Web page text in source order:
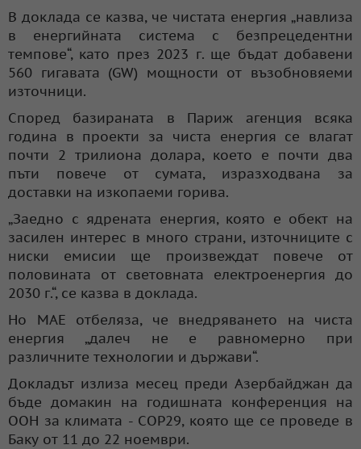
В доклада се казва, че чистата енергия „навлиза
в енергийната система с безпрецедентни
темпове“, като през 2023 г. ще бъдат добавени
560 гигавата (GW) мощности от възобновяеми
източници.
Според базираната в Париж агенция всяка
година в проекти за чиста енергия се влагат
почти 2 трилиона долара, което е почти два
пъти повече от сумата, изразходвана за
доставки на изкопаеми горива.
„Заедно с ядрената енергия, която е обект на
засилен интерес в много страни, източниците с
ниски емисии ще произвеждат повече от
половината от световната електроенергия до
2030 г.“, се казва в доклада.
Но МАЕ отбеляза, че внедряването на чиста
енергия „далеч не е равномерно при
различните технологии и държави“.
Докладът излиза месец преди Азербайджан да
бъде домакин на годишната конференция на
ООН за климата - COP29, която ще се проведе в
Баку от 11 до 22 ноември.